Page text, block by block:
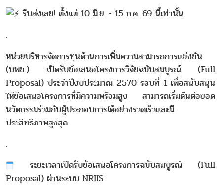
รีบส่งเลย! ตั้งแต่ 10 มิ.ย. - 15 ก.ค. 69 นี้เท่านั้น
.
หน่วยบริหารจัดการทุนด้านการเพิ่มความสามารถการแข่งขัน
(บพข.) เปิดรับข้อเสนอโครงการวิจัยฉบับสมบูรณ์ (Full
Proposal) ประจำปีงบประมาณ 2570 รอบที่ 1 เพื่อสนับสนุน
ให้ข้อเสนอโครงการที่มีความพร้อมสูง สามารถเริ่มต้นต่อยอด
นวัตกรรมร่วมกับผู้ประกอบการได้อย่างรวดเร็วและมี
ประสิทธิภาพสูงสุด
.
ระยะเวลาเปิดรับข้อเสนอโครงการฉบับสมบูรณ์ (Full
Proposal) ผ่านระบบ NRIIS